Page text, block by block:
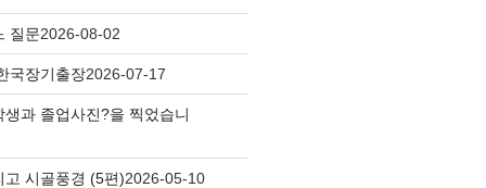
질문2026-08-02
국장기출장2026-07-17
과 졸업사진?을 찍었습니
고 시골풍경 (5편)2026-05-10